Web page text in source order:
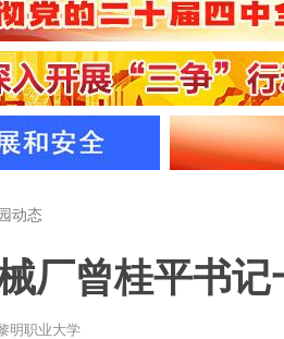
动态
厂曾桂平书
明职业大学